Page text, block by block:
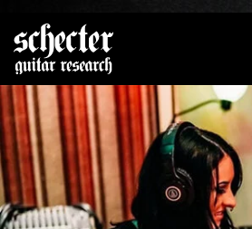
Zeige besser passende
Diese Meldung nicht